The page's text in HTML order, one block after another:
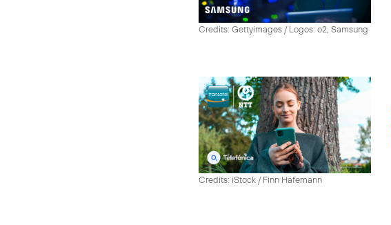
Credits: Gettyimages / Logos: o2, Samsung
Credits: iStock / Finn Hafemann